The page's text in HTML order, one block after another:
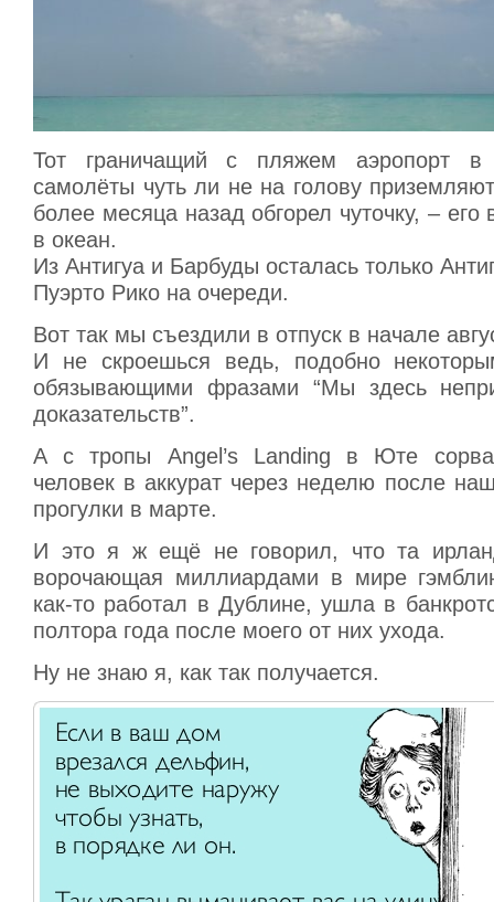
Тот граничащий с пляжем аэропорт в
самолёты чуть ли не на голову
более месяца назад обгорел чуточку, –
в океан.
Из Антигуа и Барбуды осталась только
Пуэрто Рико на очереди.
Вот так мы съездили в отпуск в начале
И не скроешься ведь, подобно
обязывающими фразами “Мы здесь
доказательств”.
А с тропы Angel’s Landing в Юте
человек в аккурат через неделю после
прогулки в марте.
И это я ж ещё не говорил, что та
ворочающая миллиардами в мире
как-то работал в Дублине, ушла в
полтора года после моего от них ухода.
Ну не знаю я, как так получается.